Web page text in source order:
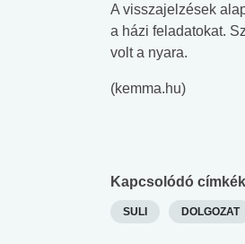
A visszajelzések
a házi feladatokat.
volt a nyara.
(kemma.hu)
Kapcsolódó címkék
SULI DOLGOZAT